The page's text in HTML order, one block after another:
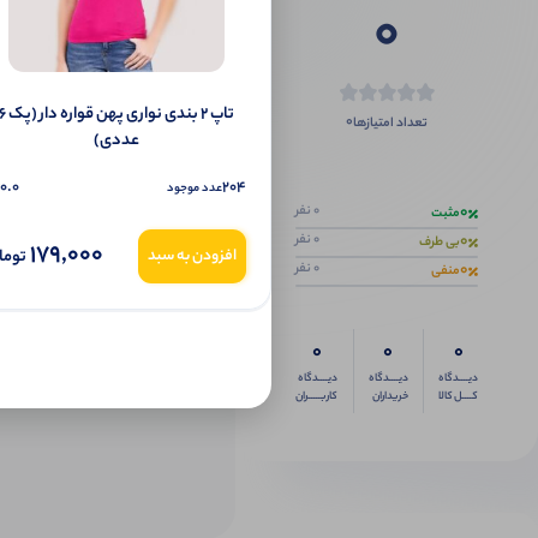
0
تعداد امتیازها0
0مثبت 0 نفر
0بی طرف 0 نفر
0منفی 0 نفر
0
دیــــدگاه
کــــل کالا
0
دیــــدگاه
خریداران
0
دیــــدگاه
کاربـــــران
تاپ ۲ بندی نواری پهن قواره دار (پک 6
عددی)
204عدد موجود 0.0
افزودن به سبد 179,000